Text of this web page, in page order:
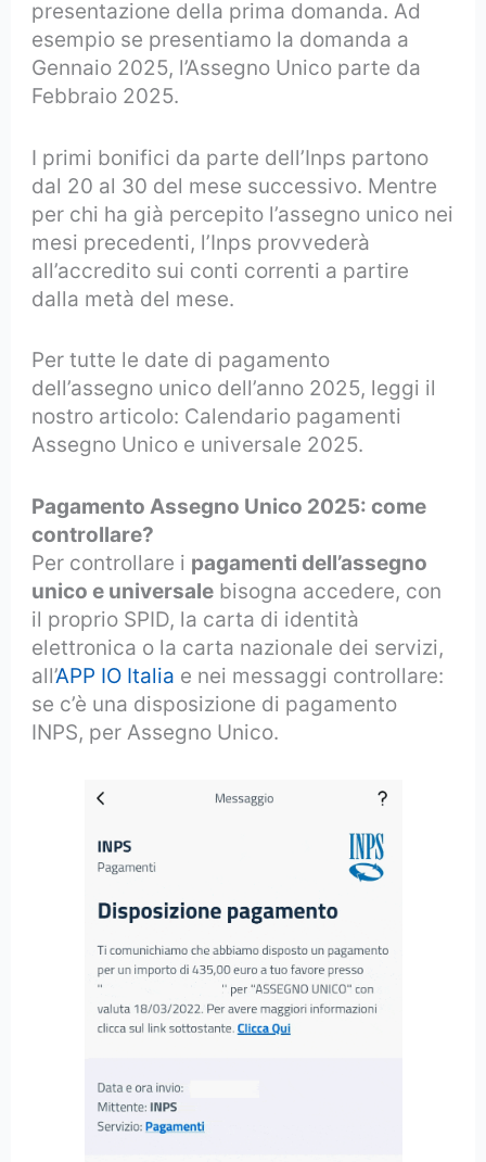
presentazione della prima domanda. Ad
esempio se presentiamo la domanda a
Gennaio 2025, l’Assegno Unico parte da
Febbraio 2025.
I primi bonifici da parte dell’Inps partono
dal 20 al 30 del mese successivo. Mentre
per chi ha già percepito l’assegno unico nei
mesi precedenti, l’Inps provvederà
all’accredito sui conti correnti a partire
dalla metà del mese.
Per tutte le date di pagamento
dell’assegno unico dell’anno 2025, leggi il
nostro articolo: Calendario pagamenti
Assegno Unico e universale 2025.
Pagamento Assegno Unico 2025: come
controllare?
Per controllare i pagamenti dell’assegno
unico e universale bisogna accedere, con
il proprio SPID, la carta di identità
elettronica o la carta nazionale dei servizi,
all’APP IO Italia e nei messaggi controllare:
se c’è una disposizione di pagamento
INPS, per Assegno Unico.